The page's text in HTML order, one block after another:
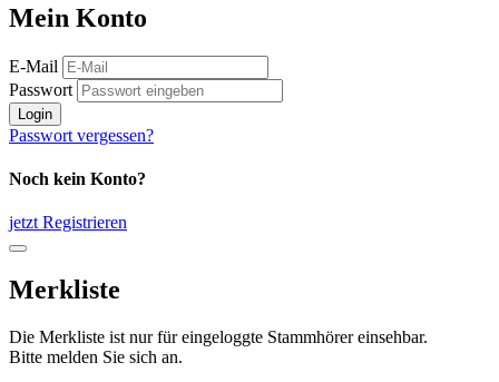
Mein Konto
E-Mail
Passwort
Login
Passwort vergessen?
Noch kein Konto?
jetzt Registrieren
Merkliste
Die Merkliste ist nur für eingeloggte Stammhörer einsehbar.
Bitte melden Sie sich an.